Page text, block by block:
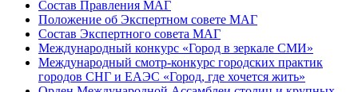
Состав Правления МАГ
Положение об Экспертном совете МАГ
Состав Экспертного совета МАГ
Международный конкурс «Город в зеркале СМИ»
Международный смотр-конкурс городских практик
городов СНГ и ЕАЭС «Город, где хочется жить»